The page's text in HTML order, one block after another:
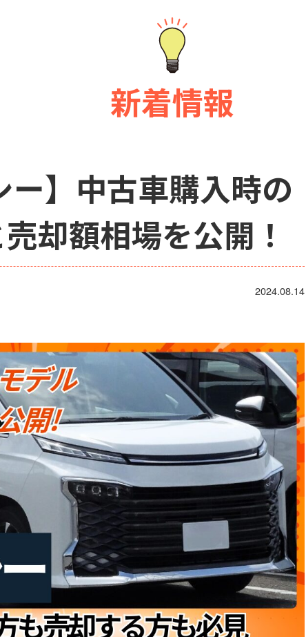
新着情報
ー】中古車購入時の
却額相場を公開！
2024.08.14